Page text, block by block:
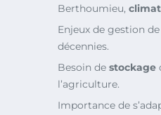
Berthoumieu,
Enjeux de gestion de
décennies.
Besoin de stockage
l’agriculture.
Importance de